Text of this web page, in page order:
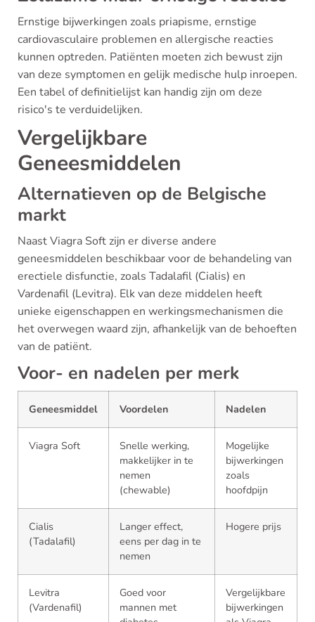
Ernstige bijwerkingen zoals priapisme, ernstige
cardiovasculaire problemen en allergische reacties
kunnen optreden. Patiënten moeten zich bewust zijn
van deze symptomen en gelijk medische hulp inroepen.
Een tabel of definitielijst kan handig zijn om deze
risico's te verduidelijken.
Vergelijkbare
Geneesmiddelen
Alternatieven op de Belgische
markt
Naast Viagra Soft zijn er diverse andere
geneesmiddelen beschikbaar voor de behandeling van
erectiele disfunctie, zoals Tadalafil (Cialis) en
Vardenafil (Levitra). Elk van deze middelen heeft
unieke eigenschappen en werkingsmechanismen die
het overwegen waard zijn, afhankelijk van de behoeften
van de patiënt.
Voor- en nadelen per merk
Geneesmiddel Voordelen Nadelen
Viagra Soft
Snelle werking,
makkelijker in te
nemen
(chewable)
Mogelijke
bijwerkingen
zoals
hoofdpijn
Cialis
(Tadalafil)
Langer effect,
eens per dag in te
nemen
Hogere prijs
Levitra
(Vardenafil)
Goed voor
mannen met
Vergelijkbare
bijwerkingen